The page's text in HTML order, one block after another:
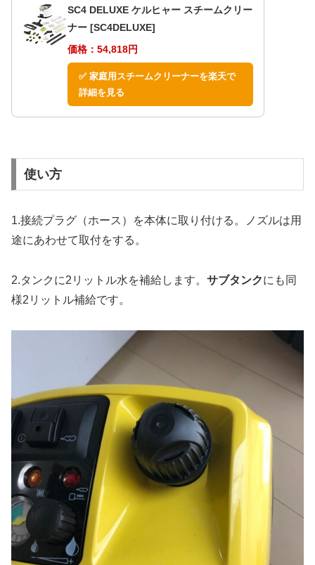
SC4 DELUXE ケルヒャー スチームクリー
ナー [SC4DELUXE]
価格：54,818円
✅ 家庭用スチームクリーナーを楽天で
詳細を見る
使い方
1.接続プラグ（ホース）を本体に取り付ける。ノズルは用
途にあわせて取付をする。
2.タンクに2リットル水を補給します。 サブタンクにも同
様2リットル補給です。